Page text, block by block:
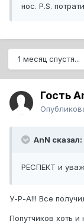
нос. P.S.
1 месяц спустя...
Гость
AnN сказал:
РЕСПЕКТ и
У-Р-А!!! Все
Попутчиков хоть